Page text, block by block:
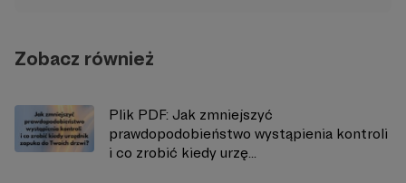
Zobacz również
Plik PDF: Jak zmniejszyć
prawdopodobieństwo wystąpienia kontroli
i co zrobić kiedy urzę...